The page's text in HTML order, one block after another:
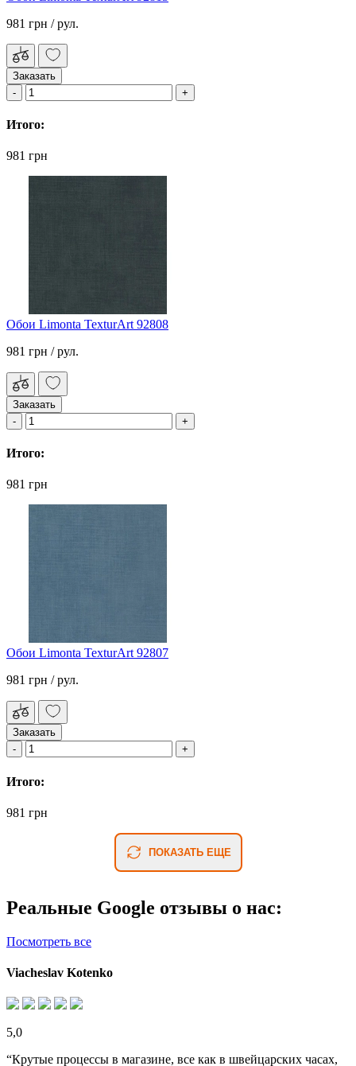
981 грн / рул.
Заказать
Итого:
981 грн
Обои Limonta TexturArt 92808
981 грн / рул.
Заказать
Итого:
981 грн
Обои Limonta TexturArt 92807
981 грн / рул.
Заказать
Итого:
981 грн
ПОКАЗАТЬ ЕЩЕ
Реальные Google отзывы о нас:
Посмотреть все
Viacheslav Kotenko
5,0
“Крутые процессы в магазине, все как в швейцарских часах,